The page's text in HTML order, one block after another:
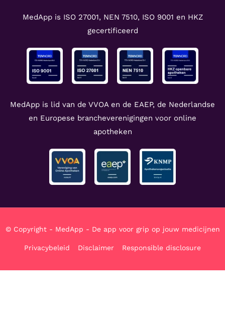
MedApp is ISO 27001, NEN 7510, ISO 9001 en HKZ
gecertificeerd
MedApp is lid van de VVOA en de EAEP, de Nederlandse
en Europese brancheverenigingen voor online
apotheken
© Copyright - MedApp - De app voor grip op jouw medicijnen
Privacybeleid Disclaimer Responsible disclosure